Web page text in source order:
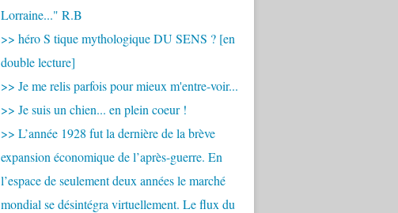
Lorraine..." R.B
>> héro S tique mythologique DU SENS ? [en
double lecture]
>> Je me relis parfois pour mieux m'entre-voir...
>> Je suis un chien... en plein coeur !
>> L’année 1928 fut la dernière de la brève
expansion économique de l’après-guerre. En
l’espace de seulement deux années le marché
mondial se désintégra virtuellement. Le flux du